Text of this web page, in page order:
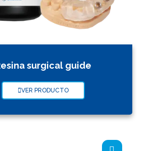
surgical guide
VER PRODUCTO